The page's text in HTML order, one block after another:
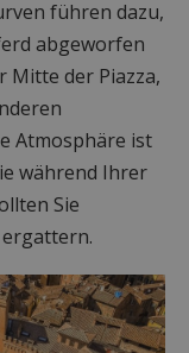
führen dazu,
abgeworfen
Mitte der Piazza,
Atmosphäre ist
während Ihrer
Sie